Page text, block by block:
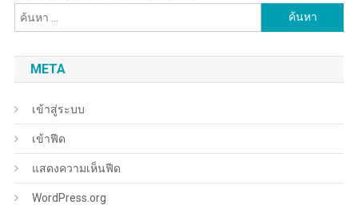
สำหรับ:
META
เข้าสู่ระบบ
เข้าฟีด
แสดงความเห็นฟีด
WordPress.org